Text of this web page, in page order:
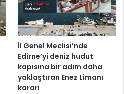
İl Genel Meclisi’nde
Edirne’yi deniz hudut
kapısına bir adım daha
yaklaştıran Enez Limanı
kararı